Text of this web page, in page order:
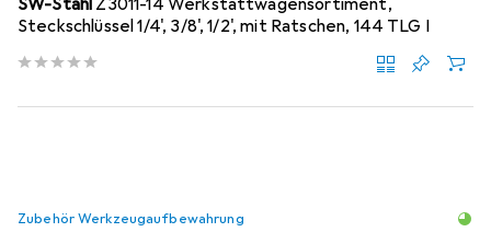
Steckschlüssel 1/4', 3/8', 1/2', mit Ratschen, 144 TLG I
Zubehör Werkzeugaufbewahrung